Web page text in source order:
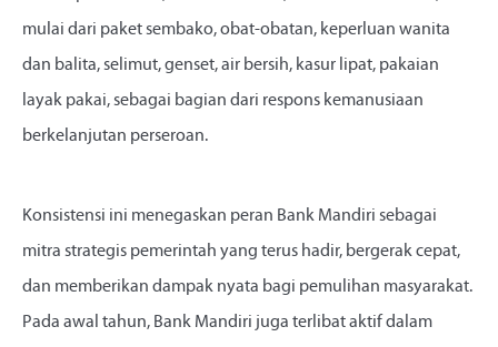
mulai dari paket sembako, obat-obatan, keperluan wanita
dan balita, selimut, genset, air bersih, kasur lipat, pakaian
layak pakai, sebagai bagian dari respons kemanusiaan
berkelanjutan perseroan.
Konsistensi ini menegaskan peran Bank Mandiri sebagai
mitra strategis pemerintah yang terus hadir, bergerak cepat,
dan memberikan dampak nyata bagi pemulihan masyarakat.
Pada awal tahun, Bank Mandiri juga terlibat aktif dalam